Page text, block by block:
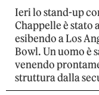
Ieri lo stand-up
Chappelle è stato
esibendo a Los
Bowl. Un uomo è
venendo
struttura dalla